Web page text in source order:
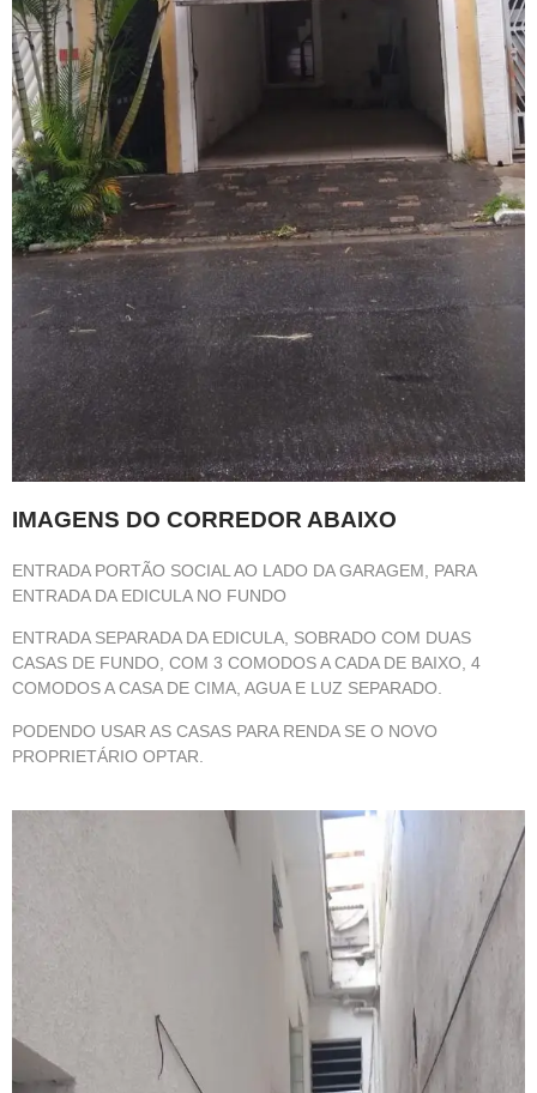
IMAGENS DO CORREDOR ABAIXO
ENTRADA PORTÃO SOCIAL AO LADO DA GARAGEM, PARA
ENTRADA DA EDICULA NO FUNDO
ENTRADA SEPARADA DA EDICULA, SOBRADO COM DUAS
CASAS DE FUNDO, COM 3 COMODOS A CADA DE BAIXO, 4
COMODOS A CASA DE CIMA, AGUA E LUZ SEPARADO.
PODENDO USAR AS CASAS PARA RENDA SE O NOVO
PROPRIETÁRIO OPTAR.